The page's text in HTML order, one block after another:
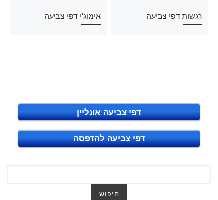
רגשות דפי צביעה אימוג'י דפי צביעה
דפי צביעה אונליין
דפי צביעה להדפסה